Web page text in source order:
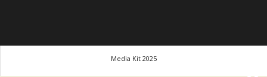
Media Kit 2025